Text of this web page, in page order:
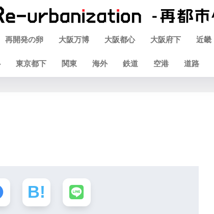
再開発の卵 大阪万博 大阪都心 大阪府下 近畿
東京都下 関東 海外 鉄道 空港 道路